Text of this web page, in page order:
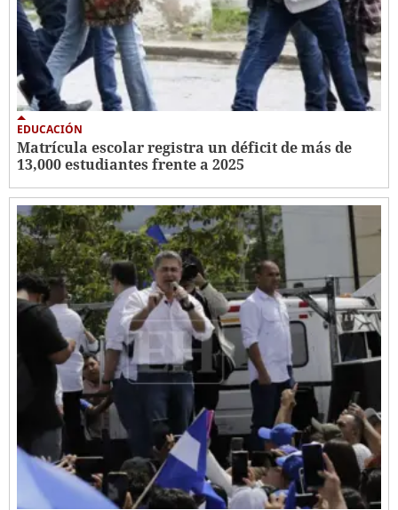
EDUCACIÓN
Matrícula escolar registra un déficit de más de
13,000 estudiantes frente a 2025